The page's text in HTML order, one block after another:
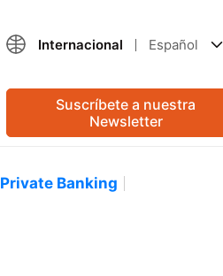
Internacional Español
Suscríbete a nuestra
Newsletter
Private Banking